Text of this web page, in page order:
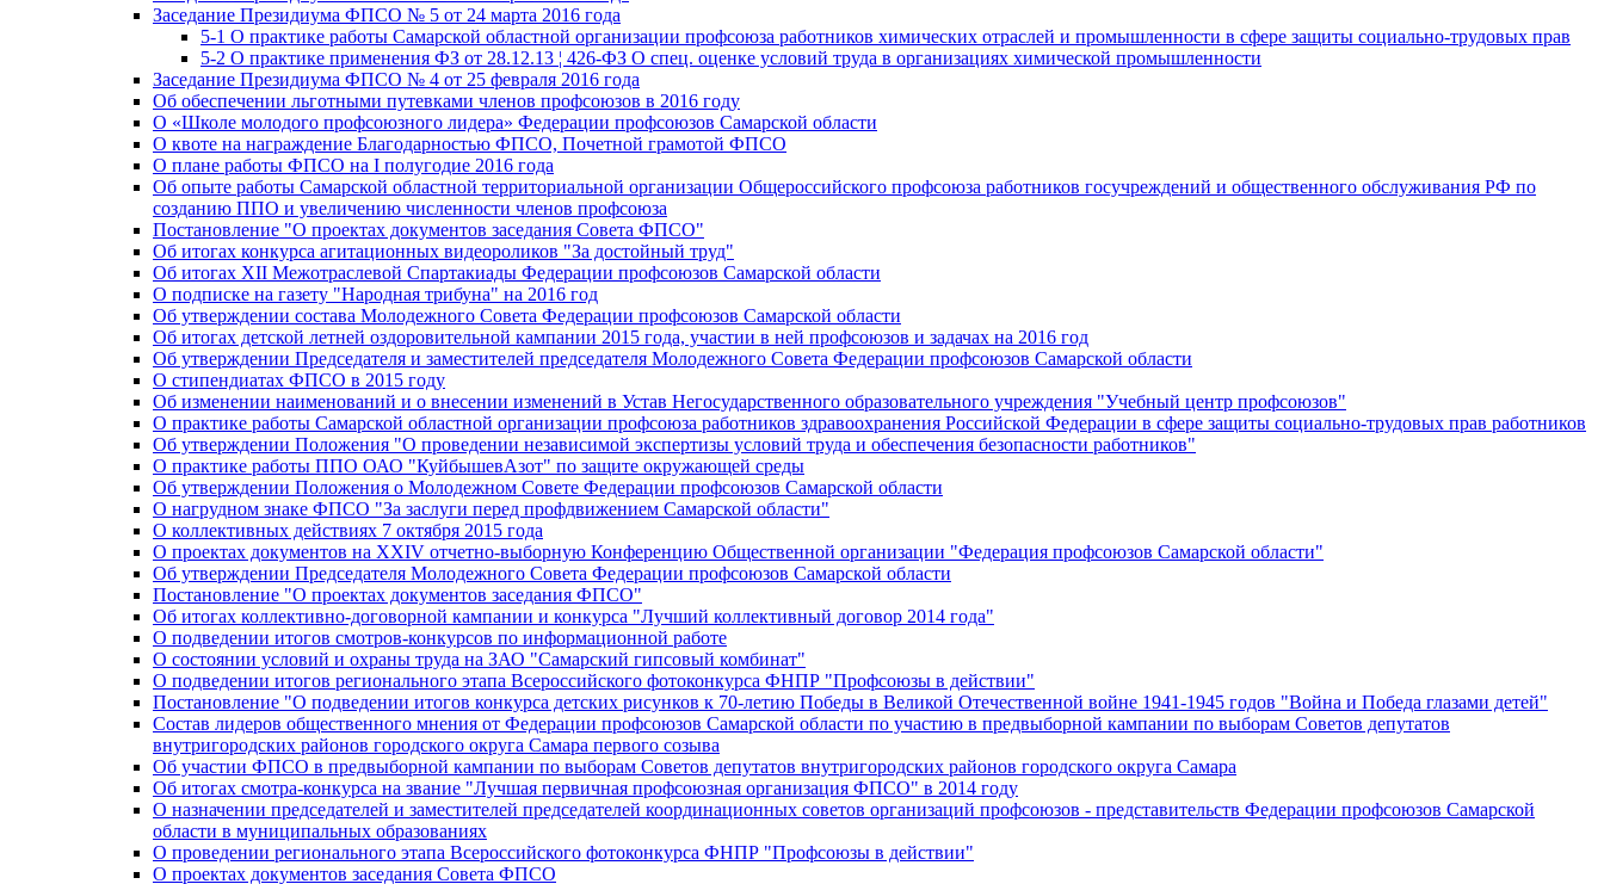
Заседание Президиума ФПСО № 5 от 24 марта 2016 года
5-1 О практике работы Самарской областной организации профсоюза работников химических отраслей и промышленности в сфере защиты социально-трудовых прав
5-2 О практике применения ФЗ от 28.12.13 ¦ 426-ФЗ О спец. оценке условий труда в организациях химической промышленности
Заседание Президиума ФПСО № 4 от 25 февраля 2016 года
Об обеспечении льготными путевками членов профсоюзов в 2016 году
О «Школе молодого профсоюзного лидера» Федерации профсоюзов Самарской области
О квоте на награждение Благодарностью ФПСО, Почетной грамотой ФПСО
О плане работы ФПСО на I полугодие 2016 года
Об опыте работы Самарской областной территориальной организации Общероссийского профсоюза работников госучреждений и общественного обслуживания РФ по
созданию ППО и увеличению численности членов профсоюза
Постановление "О проектах документов заседания Совета ФПСО"
Об итогах конкурса агитационных видеороликов "За достойный труд"
Об итогах XII Межотраслевой Спартакиады Федерации профсоюзов Самарской области
О подписке на газету "Народная трибуна" на 2016 год
Об утверждении состава Молодежного Совета Федерации профсоюзов Самарской области
Об итогах детской летней оздоровительной кампании 2015 года, участии в ней профсоюзов и задачах на 2016 год
Об утверждении Председателя и заместителей председателя Молодежного Совета Федерации профсоюзов Самарской области
О стипендиатах ФПСО в 2015 году
Об изменении наименований и о внесении изменений в Устав Негосударственного образовательного учреждения "Учебный центр профсоюзов"
О практике работы Самарской областной организации профсоюза работников здравоохранения Российской Федерации в сфере защиты социально-трудовых прав работников
Об утверждении Положения "О проведении независимой экспертизы условий труда и обеспечения безопасности работников"
О практике работы ППО ОАО "КуйбышевАзот" по защите окружающей среды
Об утверждении Положения о Молодежном Совете Федерации профсоюзов Самарской области
О нагрудном знаке ФПСО "За заслуги перед профдвижением Самарской области"
О коллективных действиях 7 октября 2015 года
О проектах документов на XXIV отчетно-выборную Конференцию Общественной организации "Федерация профсоюзов Самарской области"
Об утверждении Председателя Молодежного Совета Федерации профсоюзов Самарской области
Постановление "О проектах документов заседания ФПСО"
Об итогах коллективно-договорной кампании и конкурса "Лучший коллективный договор 2014 года"
О подведении итогов смотров-конкурсов по информационной работе
О состоянии условий и охраны труда на ЗАО "Самарский гипсовый комбинат"
О подведении итогов регионального этапа Всероссийского фотоконкурса ФНПР "Профсоюзы в действии"
Постановление "О подведении итогов конкурса детских рисунков к 70-летию Победы в Великой Отечественной войне 1941-1945 годов "Война и Победа глазами детей"
Состав лидеров общественного мнения от Федерации профсоюзов Самарской области по участию в предвыборной кампании по выборам Советов депутатов
внутригородских районов городского округа Самара первого созыва
Об участии ФПСО в предвыборной кампании по выборам Советов депутатов внутригородских районов городского округа Самара
Об итогах смотра-конкурса на звание "Лучшая первичная профсоюзная организация ФПСО" в 2014 году
О назначении председателей и заместителей председателей координационных советов организаций профсоюзов - представительств Федерации профсоюзов Самарской
области в муниципальных образованиях
О проведении регионального этапа Всероссийского фотоконкурса ФНПР "Профсоюзы в действии"
О проектах документов заседания Совета ФПСО